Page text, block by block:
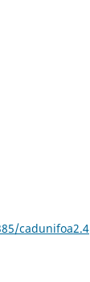
cadunifoa2.4